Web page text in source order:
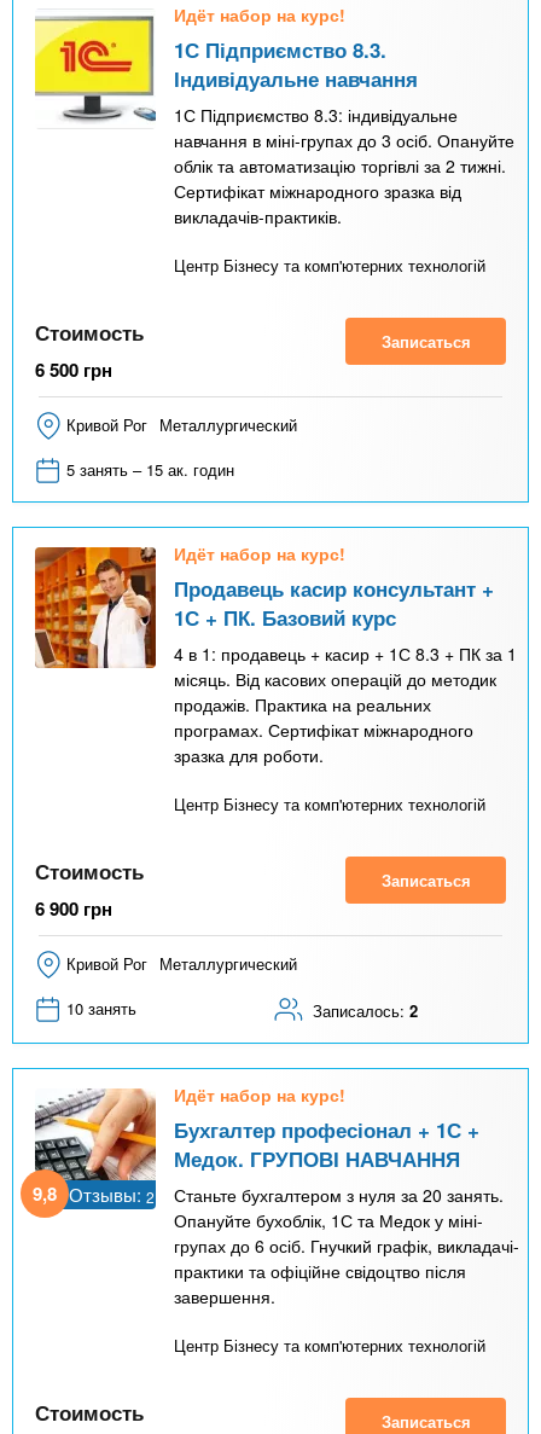
Идёт набор на курс!
1С Підприємство 8.3.
Індивідуальне навчання
1С Підприємство 8.3: індивідуальне
навчання в міні-групах до 3 осіб. Опануйте
облік та автоматизацію торгівлі за 2 тижні.
Сертифікат міжнародного зразка від
викладачів-практиків.
Центр Бізнесу та комп'ютерних технологій
Стоимость
6 500 грн
Записаться
Кривой Рог Металлургический
5 занять – 15 ак. годин
Идёт набор на курс!
Продавець касир консультант +
1С + ПК. Базовий курс
4 в 1: продавець + касир + 1С 8.3 + ПК за 1
місяць. Від касових операцій до методик
продажів. Практика на реальних
програмах. Сертифікат міжнародного
зразка для роботи.
Центр Бізнесу та комп'ютерних технологій
Стоимость
6 900 грн
Записаться
Кривой Рог Металлургический
10 занять
Записалось: 2
9,8 Отзывы: 2
Идёт набор на курс!
Бухгалтер професіонал + 1С +
Медок. ГРУПОВІ НАВЧАННЯ
Станьте бухгалтером з нуля за 20 занять.
Опануйте бухоблік, 1С та Медок у міні-
групах до 6 осіб. Гнучкий графік, викладачі-
практики та офіційне свідоцтво після
завершення.
Центр Бізнесу та комп'ютерних технологій
Стоимость Записаться